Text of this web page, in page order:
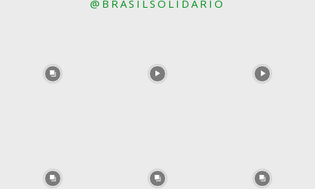
@BRASILSOLIDARIO